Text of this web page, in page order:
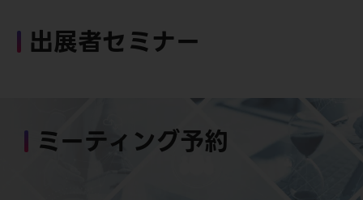
出展者セミナー
ミーティング予約